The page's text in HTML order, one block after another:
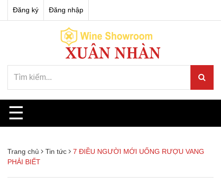
Đăng ký Đăng nhập
☰
Trang chủ Tin tức
7 ĐIỀU NGƯỜI MỚI UỐNG RƯỢU VANG
PHẢI BIẾT